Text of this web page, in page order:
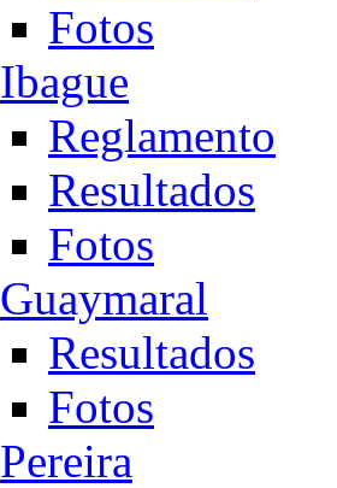
Fotos
Ibague
Reglamento
Resultados
Fotos
Guaymaral
Resultados
Fotos
Pereira